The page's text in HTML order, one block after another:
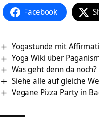
Facebook
Yogastunde mit
Yoga Wiki über
Was geht denn da
Siehe alle auf gleiche
Vegane Pizza Party in